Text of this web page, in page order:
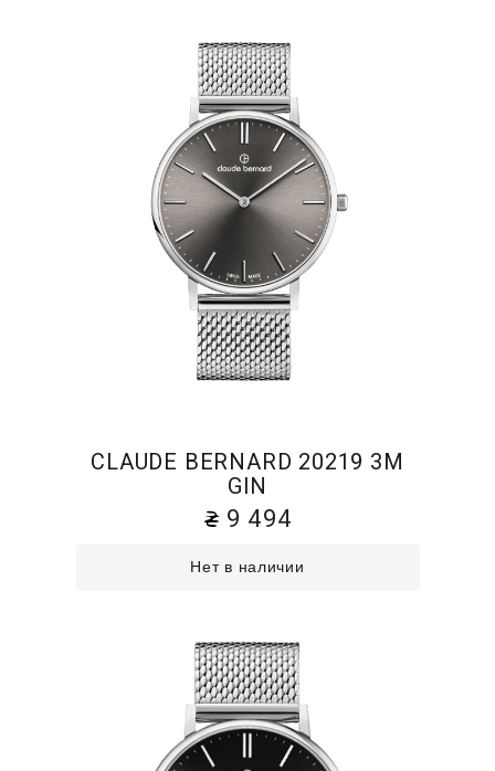
CLAUDE BERNARD 20219 3M
GIN
9 494
Нет в наличии